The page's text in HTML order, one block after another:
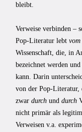
bleibt.
Verweise verbinden –
Pop-Literatur lebt vom
Wissenschaft, die, in
bezeichnet werden
kann. Darin
von der Pop-Literatur,
zwar durch und durch
nicht primär als
Verweisen v.a.